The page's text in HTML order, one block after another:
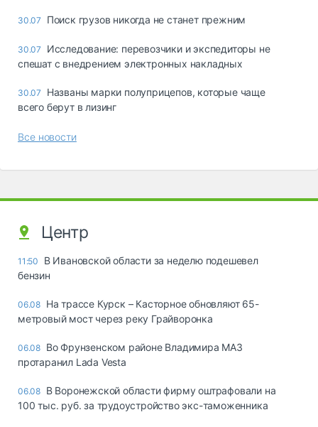
30.07 Поиск грузов никогда не станет прежним
30.07
Исследование: перевозчики и экспедиторы не
спешат с внедрением электронных накладных
30.07
Названы марки полуприцепов, которые чаще
всего берут в лизинг
Все новости
Центр
11:50
В Ивановской области за неделю подешевел
бензин
06.08 На трассе Курск – Касторное обновляют 65-
метровый мост через реку Грайворонка
06.08 Во Фрунзенском районе Владимира МАЗ
протаранил Lada Vesta
06.08 В Воронежской области фирму оштрафовали на
100 тыс. руб. за трудоустройство экс-таможенника